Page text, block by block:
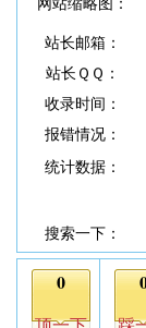
站长邮箱：
站长ＱＱ：
收录时间：
报错情况：
统计数据：
搜索一下：